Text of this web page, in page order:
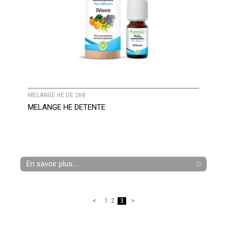
MELANGE HE DE 268
MELANGE HE DETENTE
En savoir plus...
1 2 3